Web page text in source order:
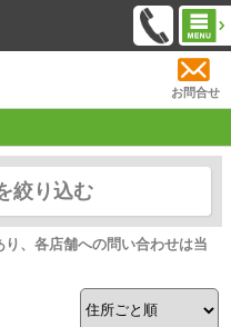
お問合せ
絞り込む
、各店舗への問い合わせは当